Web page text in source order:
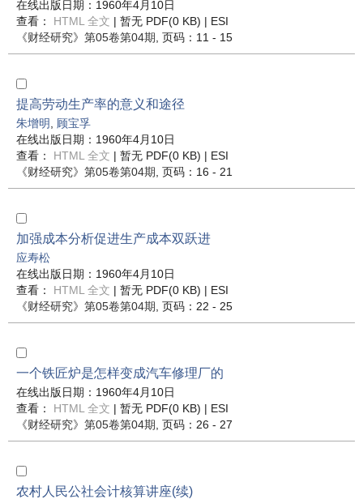
在线出版日期：1960年4月10日
查看： HTML 全文 | 暂无 PDF(0 KB) | ESI
《财经研究》 第05卷第04期 , 页码：11 - 15
提高劳动生产率的意义和途径
朱增明
顾宝孚
在线出版日期：1960年4月10日
查看： HTML 全文 | 暂无 PDF(0 KB) | ESI
《财经研究》 第05卷第04期 , 页码：16 - 21
加强成本分析促进生产成本双跃进
应寿松
在线出版日期：1960年4月10日
查看： HTML 全文 | 暂无 PDF(0 KB) | ESI
《财经研究》 第05卷第04期 , 页码：22 - 25
一个铁匠炉是怎样变成汽车修理厂的
在线出版日期：1960年4月10日
查看： HTML 全文 | 暂无 PDF(0 KB) | ESI
《财经研究》 第05卷第04期 , 页码：26 - 27
农村人民公社会计核算讲座(续)